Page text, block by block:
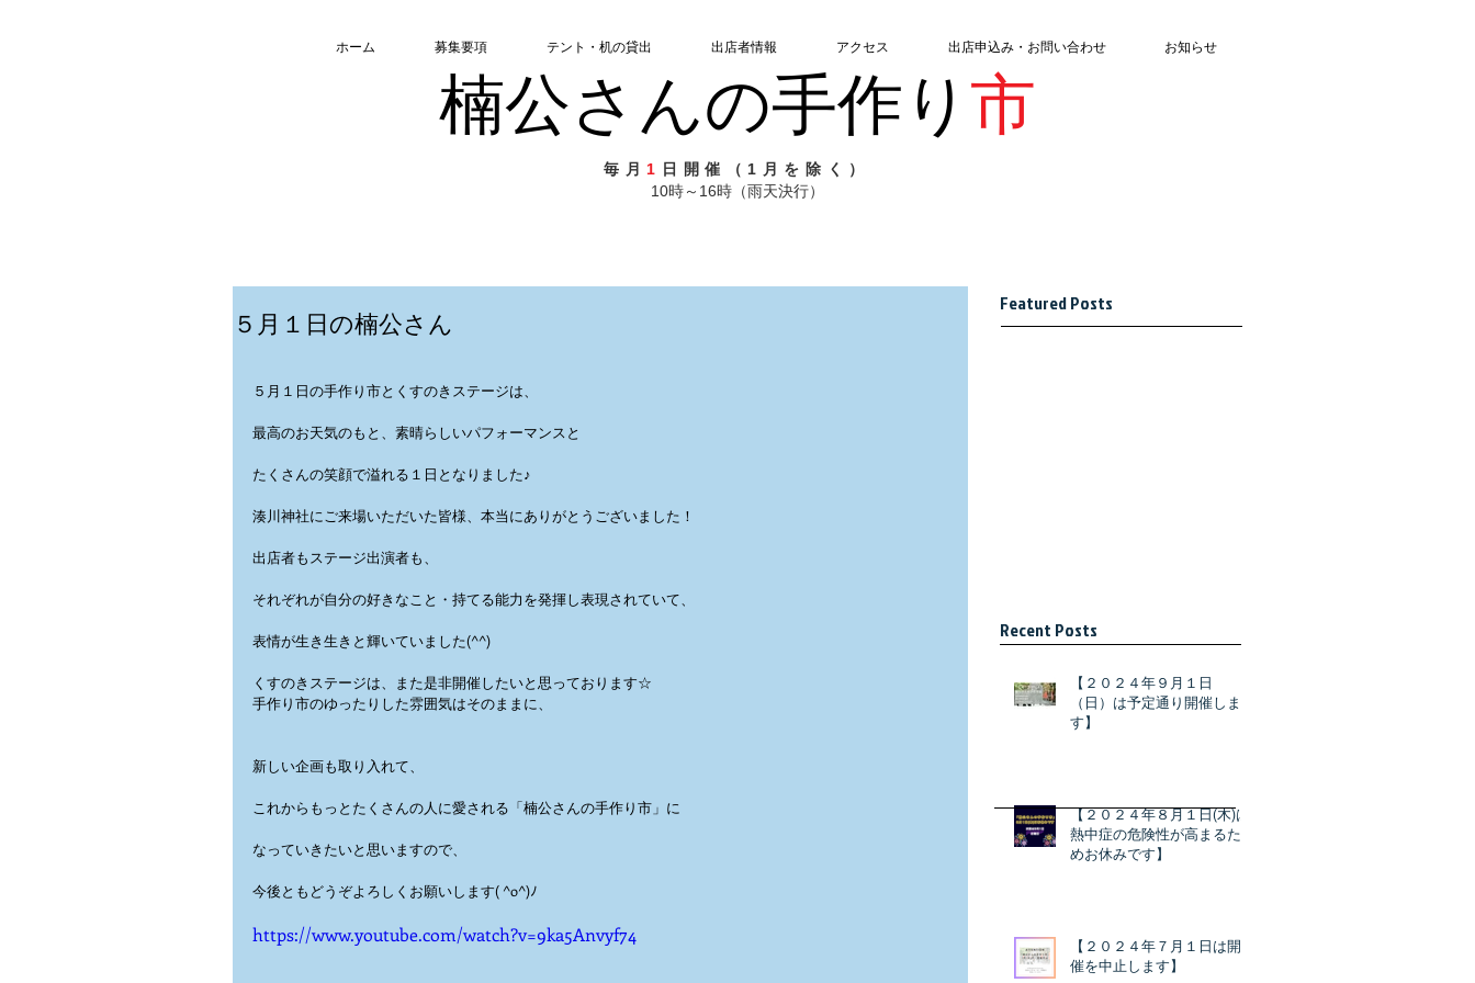
楠公さんの手作り 市
ホーム 募集要項 テント・机の貸出 出店者情報 アクセス 出店申込み・お問い合わせ お知らせ
毎月 1 日開催（1月を除く）
10時～16時（雨天決行）
５月１日の楠公さん
５月１日の手作り市とくすのきステージは、
最高のお天気のもと、素晴らしいパフォーマンスと
たくさんの笑顔で溢れる１日となりました♪
湊川神社にご来場いただいた皆様、本当にありがとうございました！
出店者もステージ出演者も、
それぞれが自分の好きなこと・持てる能力を発揮し表現されていて、
表情が生き生きと輝いていました(^^)
くすのきステージは、また是非開催したいと思っております☆
手作り市のゆったりした雰囲気はそのままに、
新しい企画も取り入れて、
これからもっとたくさんの人に愛される「楠公さんの手作り市」に
なっていきたいと思いますので、
今後ともどうぞよろしくお願いします( ^o^)ﾉ
https://www.youtube.com/watch?v=9ka5Anvyf74
Featured Posts
Recent Posts
【２０２４年９月１日
（日）は予定通り開催しま
す】
【２０２４年８月１日(木)は
熱中症の危険性が高まるた
めお休みです】
【２０２４年７月１日は開
催を中止します】